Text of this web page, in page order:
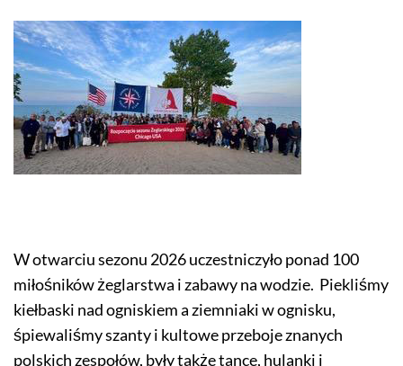
W otwarciu sezonu 2026 uczestniczyło ponad 100
miłośników żeglarstwa i zabawy na wodzie. Piekliśmy
kiełbaski nad ogniskiem a ziemniaki w ognisku,
śpiewaliśmy szanty i kultowe przeboje znanych
polskich zespołów, były także tance, hulanki i